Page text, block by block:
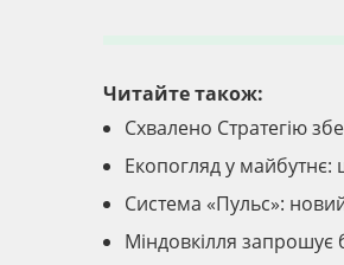
Читайте також:
Схвалено Стратегію
Екопогляд у
Система «Пульс»:
Міндовкілля запрошує